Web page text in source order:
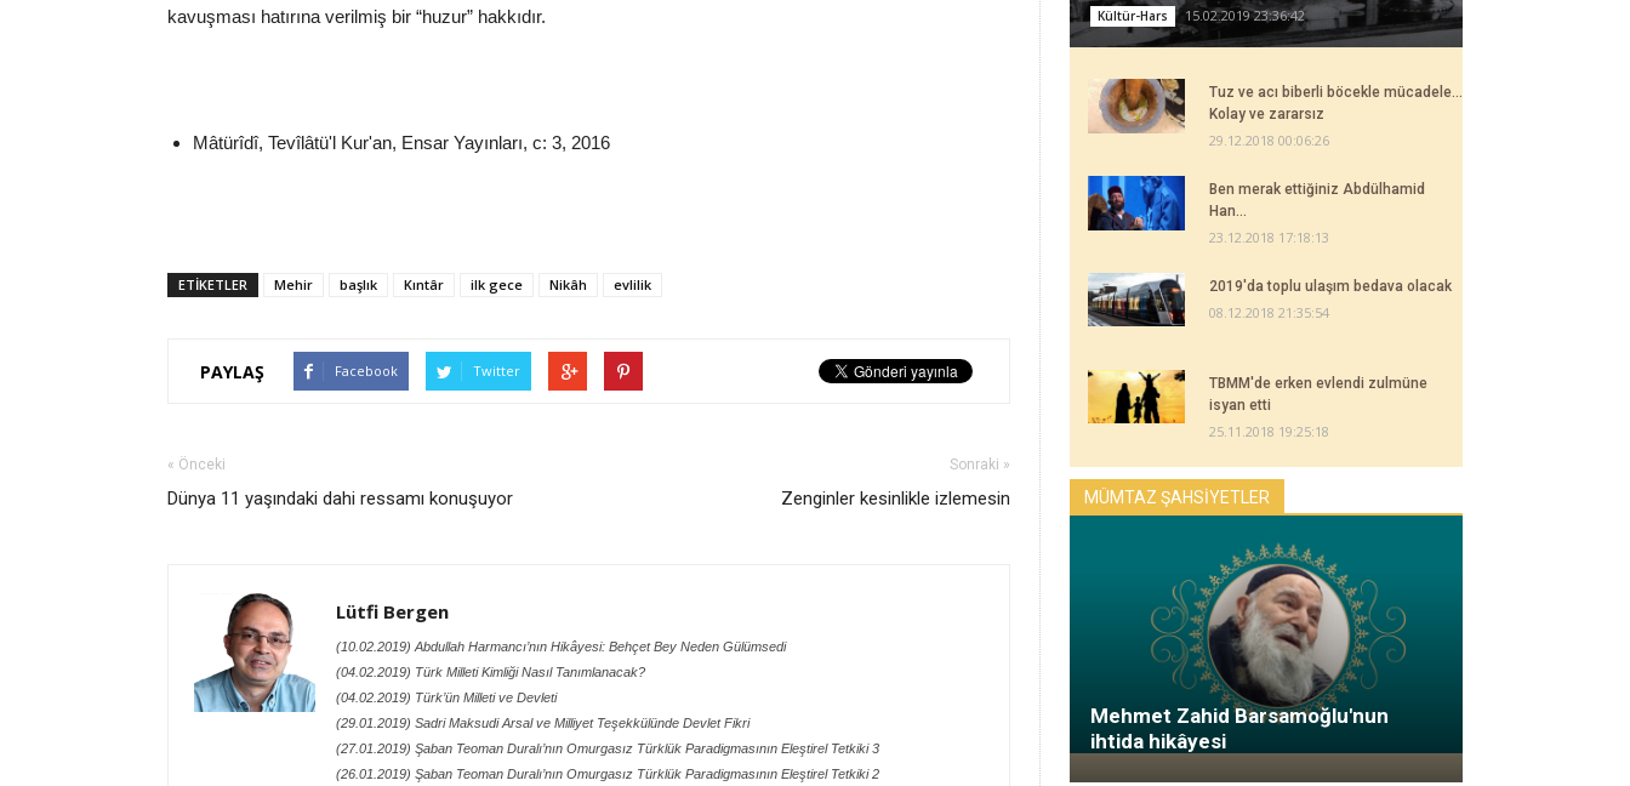
kavuşması hatırına verilmiş bir “huzur” hakkıdır.
Mâtürîdî, Tevîlâtü'l Kur'an, Ensar Yayınları, c: 3, 2016
ETİKETLER Mehir başlık Kıntâr ilk gece Nikâh evlilik
PAYLAŞ Facebook Twitter
« Önceki
Dünya 11 yaşındaki dahi ressamı konuşuyor
Sonraki »
Zenginler kesinlikle izlemesin
Lütfi Bergen
(10.02.2019) Abdullah Harmancı’nın Hikâyesi: Behçet Bey Neden Gülümsedi
(04.02.2019) Türk Milleti Kimliği Nasıl Tanımlanacak?
(04.02.2019) Türk’ün Milleti ve Devleti
(29.01.2019) Sadri Maksudi Arsal ve Milliyet Teşekkülünde Devlet Fikri
(27.01.2019) Şaban Teoman Duralı’nın Omurgasız Türklük Paradigmasının Eleştirel Tetkiki 3
(26.01.2019) Şaban Teoman Duralı’nın Omurgasız Türklük Paradigmasının Eleştirel Tetkiki 2
Kültür-Hars 15.02.2019 23:36:42
Tuz ve acı biberli böcekle mücadele...
Kolay ve zararsız
29.12.2018 00:06:26
Ben merak ettiğiniz Abdülhamid
Han...
23.12.2018 17:18:13
2019'da toplu ulaşım bedava olacak
08.12.2018 21:35:54
TBMM'de erken evlendi zulmüne
isyan etti
25.11.2018 19:25:18
MÜMTAZ ŞAHSİYETLER
Mehmet Zahid Barsamoğlu'nun
ihtida hikâyesi